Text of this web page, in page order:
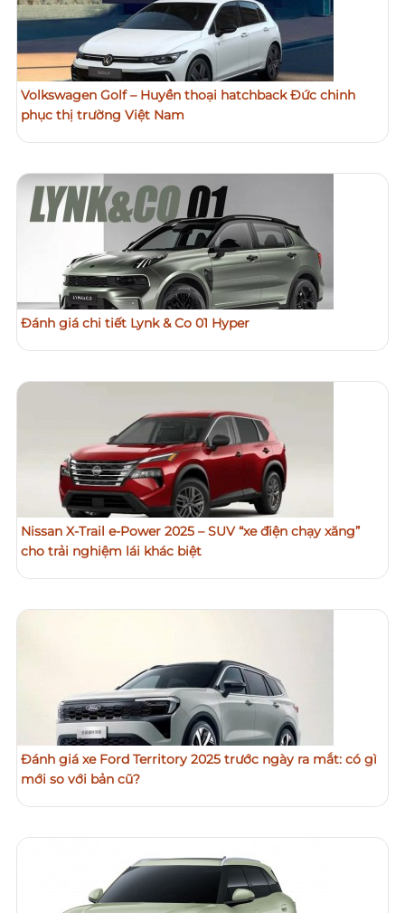
Volkswagen Golf – Huyền thoại hatchback Đức chinh
phục thị trường Việt Nam
Đánh giá chi tiết Lynk & Co 01 Hyper
Nissan X-Trail e-Power 2025 – SUV “xe điện chạy xăng”
cho trải nghiệm lái khác biệt
Đánh giá xe Ford Territory 2025 trước ngày ra mắt: có gì
mới so với bản cũ?